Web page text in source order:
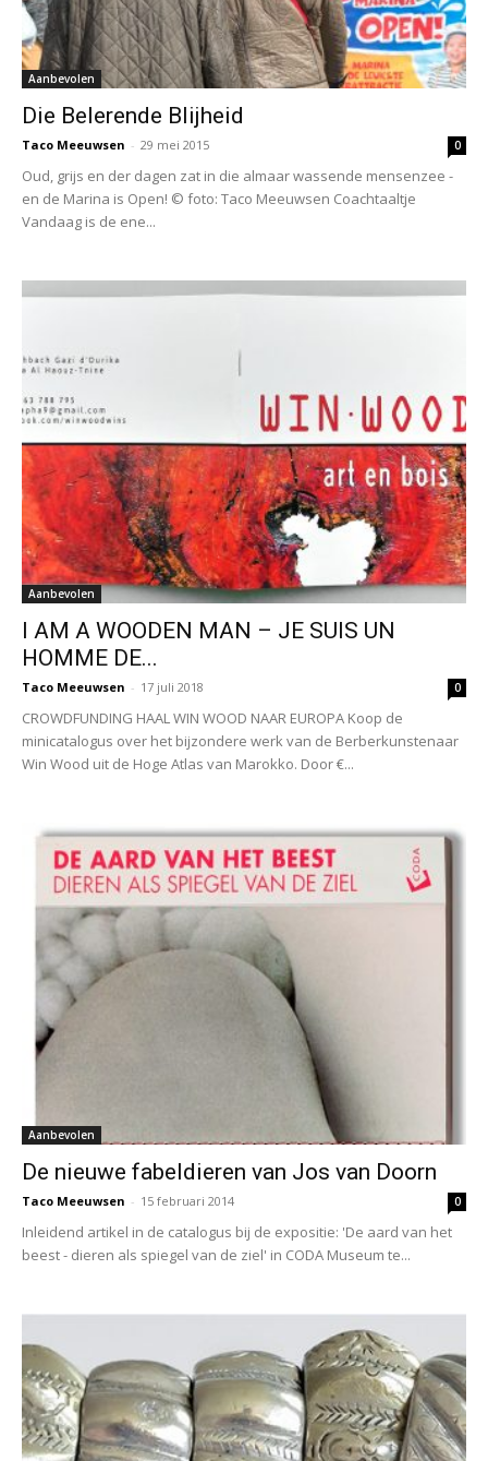
Aanbevolen
Die Belerende Blijheid
Taco Meeuwsen - 29 mei 2015 0
Oud, grijs en der dagen zat in die almaar wassende mensenzee -
en de Marina is Open! © foto: Taco Meeuwsen Coachtaaltje
Vandaag is de ene...
Aanbevolen
I AM A WOODEN MAN – JE SUIS UN
HOMME DE...
Taco Meeuwsen - 17 juli 2018 0
CROWDFUNDING HAAL WIN WOOD NAAR EUROPA Koop de
minicatalogus over het bijzondere werk van de Berberkunstenaar
Win Wood uit de Hoge Atlas van Marokko. Door €...
Aanbevolen
De nieuwe fabeldieren van Jos van Doorn
Taco Meeuwsen - 15 februari 2014 0
Inleidend artikel in de catalogus bij de expositie: 'De aard van het
beest - dieren als spiegel van de ziel' in CODA Museum te...